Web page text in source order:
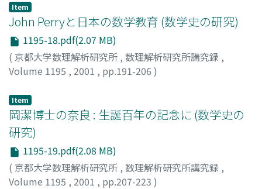
Item
John Perryと日本の数学教育 (数学史の研究)
1195-18.pdf(2.07 MB)
( 京都大学数理解析研究所 , 数理解析研究所講究録 ,
Volume 1195 , 2001 , pp.191-206 )
Item
岡潔博士の奈良 : 生誕百年の記念に (数学史の
研究)
1195-19.pdf(2.08 MB)
( 京都大学数理解析研究所 , 数理解析研究所講究録 ,
Volume 1195 , 2001 , pp.207-223 )